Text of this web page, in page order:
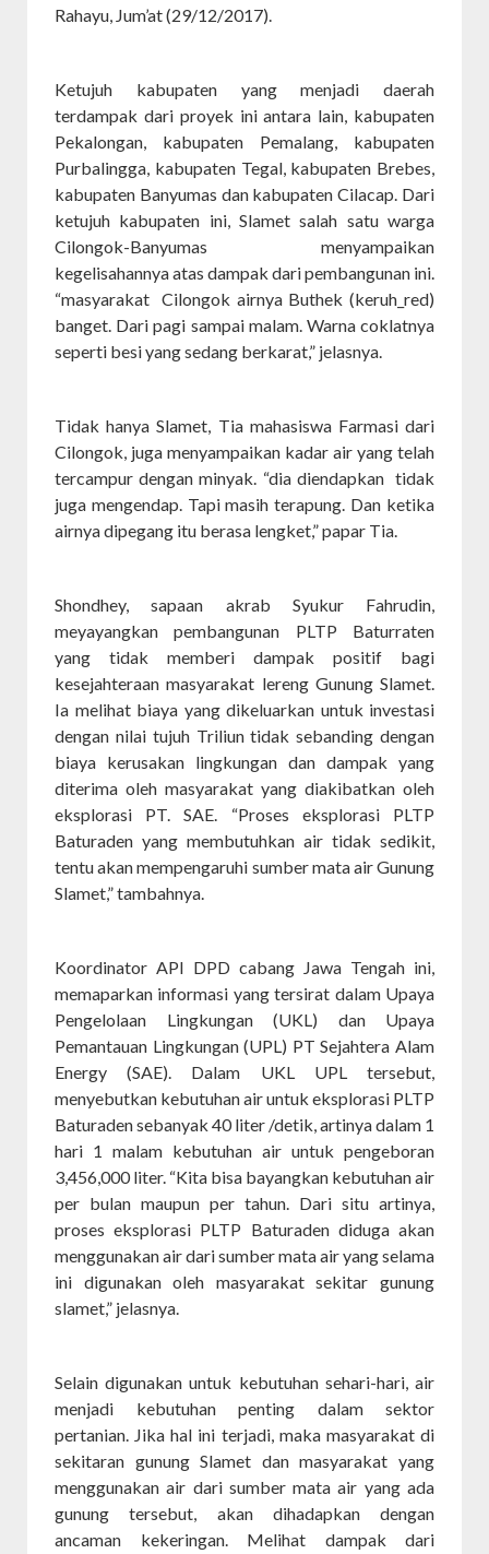
Rahayu, Jum’at (29/12/2017).
Ketujuh kabupaten yang menjadi daerah
terdampak dari proyek ini antara lain, kabupaten
Pekalongan, kabupaten Pemalang, kabupaten
Purbalingga, kabupaten Tegal, kabupaten Brebes,
kabupaten Banyumas dan kabupaten Cilacap. Dari
ketujuh kabupaten ini, Slamet salah satu warga
Cilongok-Banyumas menyampaikan
kegelisahannya atas dampak dari pembangunan ini.
“masyarakat Cilongok airnya Buthek (keruh_red)
banget. Dari pagi sampai malam. Warna coklatnya
seperti besi yang sedang berkarat,” jelasnya.
Tidak hanya Slamet, Tia mahasiswa Farmasi dari
Cilongok, juga menyampaikan kadar air yang telah
tercampur dengan minyak. “dia diendapkan tidak
juga mengendap. Tapi masih terapung. Dan ketika
airnya dipegang itu berasa lengket,” papar Tia.
Shondhey, sapaan akrab Syukur Fahrudin,
meyayangkan pembangunan PLTP Baturraten
yang tidak memberi dampak positif bagi
kesejahteraan masyarakat lereng Gunung Slamet.
Ia melihat biaya yang dikeluarkan untuk investasi
dengan nilai tujuh Triliun tidak sebanding dengan
biaya kerusakan lingkungan dan dampak yang
diterima oleh masyarakat yang diakibatkan oleh
eksplorasi PT. SAE. “Proses eksplorasi PLTP
Baturaden yang membutuhkan air tidak sedikit,
tentu akan mempengaruhi sumber mata air Gunung
Slamet,” tambahnya.
Koordinator API DPD cabang Jawa Tengah ini,
memaparkan informasi yang tersirat dalam Upaya
Pengelolaan Lingkungan (UKL) dan Upaya
Pemantauan Lingkungan (UPL) PT Sejahtera Alam
Energy (SAE). Dalam UKL UPL tersebut,
menyebutkan kebutuhan air untuk eksplorasi PLTP
Baturaden sebanyak 40 liter /detik, artinya dalam 1
hari 1 malam kebutuhan air untuk pengeboran
3,456,000 liter. “Kita bisa bayangkan kebutuhan air
per bulan maupun per tahun. Dari situ artinya,
proses eksplorasi PLTP Baturaden diduga akan
menggunakan air dari sumber mata air yang selama
ini digunakan oleh masyarakat sekitar gunung
slamet,” jelasnya.
Selain digunakan untuk kebutuhan sehari-hari, air
menjadi kebutuhan penting dalam sektor
pertanian. Jika hal ini terjadi, maka masyarakat di
sekitaran gunung Slamet dan masyarakat yang
menggunakan air dari sumber mata air yang ada
gunung tersebut, akan dihadapkan dengan
ancaman kekeringan. Melihat dampak dari